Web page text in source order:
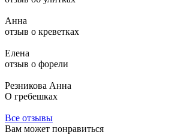
Анна
отзыв о креветках
Елена
отзыв о форели
Резникова Анна
О гребешках
Все отзывы
Вам может понравиться